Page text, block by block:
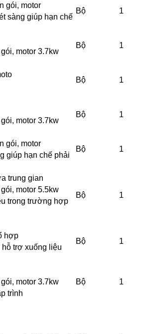
gói, motor
sàng giúp hạn chế
Bộ 1
motor 3.7kw
Bộ 1
Bộ 1
motor 3.7kw
Bộ 1
gói, motor
giúp hạn chế phải
Bộ 1
trung gian
motor 5.5kw
trong trường hợp
Bộ 1
hợp
hỗ trợ xuống liệu
Bộ 1
motor 3.7kw
trình
Bộ 1